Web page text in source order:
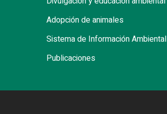
Adopción de animales
Sistema de Información Ambiental
Publicaciones